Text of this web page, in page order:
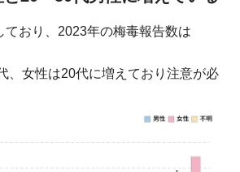
ており、2023年の梅毒報告数は
、女性は20代に増えており注意が必